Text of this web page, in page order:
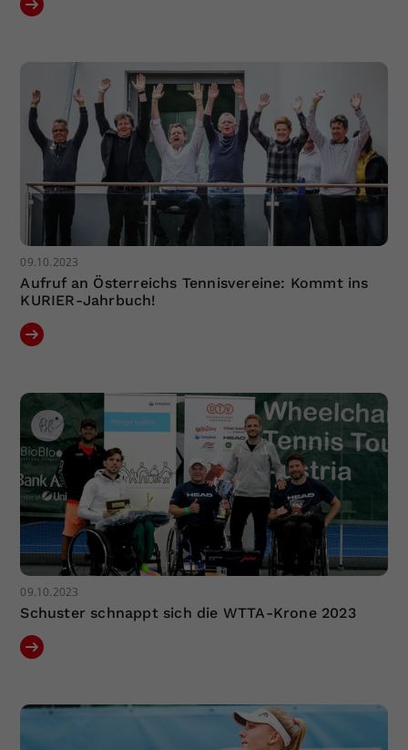
09.10.2023
Aufruf an Österreichs Tennisvereine: Kommt ins
KURIER-Jahrbuch!
09.10.2023
Schuster schnappt sich die WTTA-Krone 2023